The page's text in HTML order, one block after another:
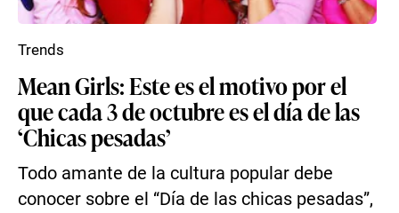
Mean Girls: Este es el motivo por el
que cada 3 de octubre es el día de las
‘Chicas pesadas’
Todo amante de la cultura popular debe
conocer sobre el “Día de las chicas pesadas”,
Trends